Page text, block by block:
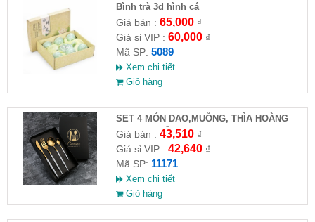
Bình trà 3d hình cá
Giá bán : 65,000₫
Giá sỉ VIP : 60,000₫
Mã SP: 5089
Xem chi tiết
Giỏ hàng
SET 4 MÓN DAO,MUỖNG, THÌA HOÀNG
GIA CAO CẤP
Giá bán : 43,510₫
Giá sỉ VIP : 42,640₫
Mã SP: 11171
Xem chi tiết
Giỏ hàng